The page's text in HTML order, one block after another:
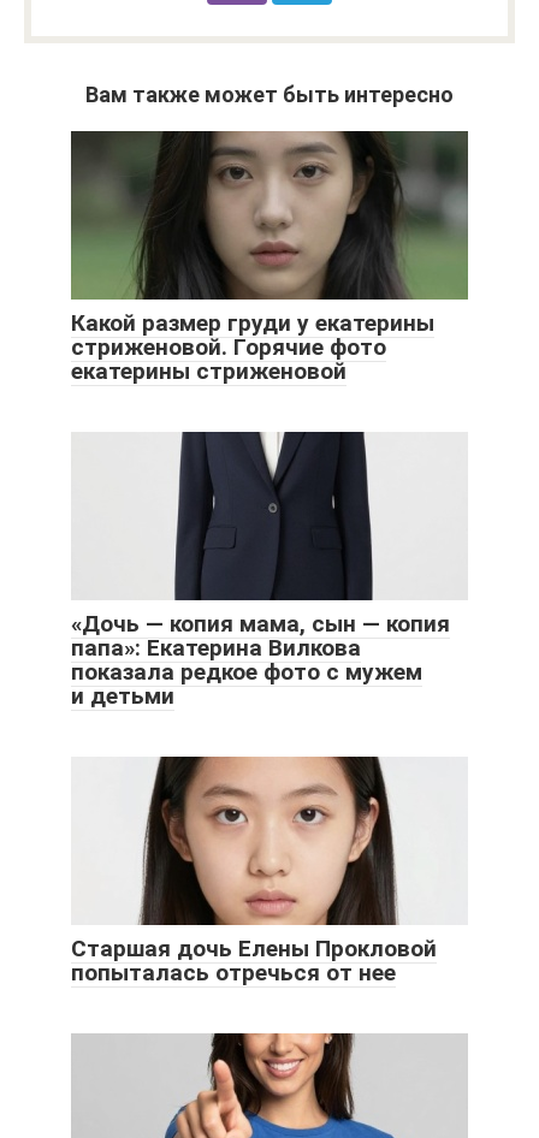
Вам также может быть интересно
Какой размер груди у екатерины
стриженовой. Горячие фото
екатерины стриженовой
«Дочь — копия мама, сын — копия
папа»: Екатерина Вилкова
показала редкое фото с мужем
и детьми
Старшая дочь Елены Прокловой
попыталась отречься от нее